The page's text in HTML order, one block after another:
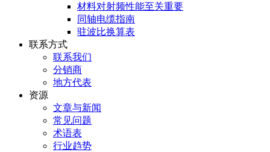
材料对射频性能至关重要
同轴电缆指南
驻波比换算表
联系方式
联系我们
分销商
地方代表
资源
文章与新闻
常见问题
术语表
行业趋势